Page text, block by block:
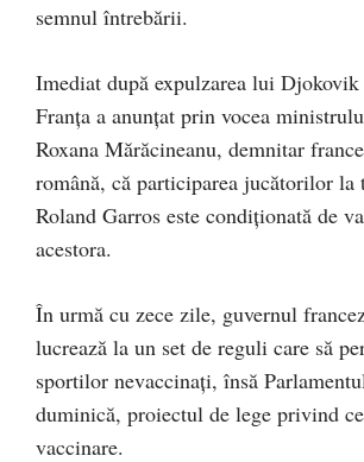
semnul întrebării.
Imediat după expulzarea lui
Franța a anunțat prin vocea
Roxana Mărăcineanu, demnitar
română, că participarea jucătorilor la
Roland Garros este condiționată de
acestora.
În urmă cu zece zile, guvernul
lucrează la un set de reguli care să
sportilor nevaccinați, însă
duminică, proiectul de lege privind
vaccinare.